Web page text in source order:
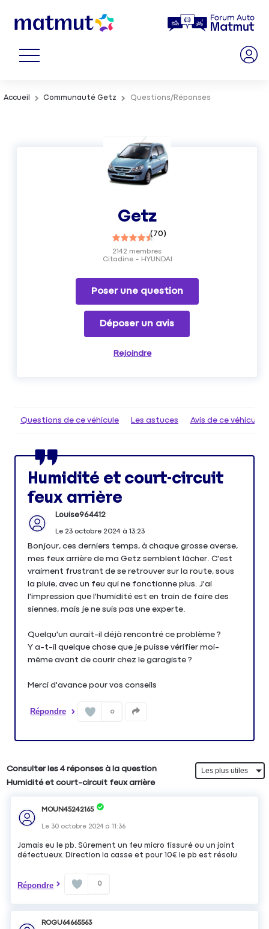
Accueil Communauté Getz Questions/Réponses
Getz
(70)
Citadine HYUNDAI
2142 membres
Poser une question
Déposer un avis
Rejoindre
Questions de ce véhicule Les astuces Avis de ce véhicule
Humidité et court-circuit
feux arrière
Louise964412
Le 23 octobre 2024à 13:23
Bonjour, ces derniers temps, à chaque grosse averse,
mes feux arrière de ma Getz semblent lâcher. C'est
vraiment frustrant de se retrouver sur la route, sous
la pluie, avec un feu qui ne fonctionne plus. J'ai
l'impression que l'humidité est en train de faire des
siennes, mais je ne suis pas une experte.
Quelqu'un aurait-il déjà rencontré ce problème ?
Y a-t-il quelque chose que je puisse vérifier moi-
même avant de courir chez le garagiste ?
Merci d'avance pour vos conseils
Répondre 0
Consulter les 4 réponses à la question
Humidité et court-circuit feux arrière
MOUN45242165
Le 30 octobre 2024 à11:36
Jamais eu le pb. Sûrement un feu micro fissuré ou un joint
défectueux. Direction la casse et pour 10€ le pb est résolu
Répondre 0
ROGU64665563